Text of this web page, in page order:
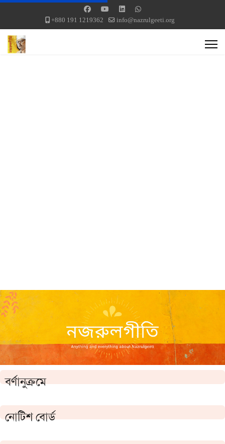
+880 191 1219362 info@nazrulgeeti.org
বর্ণানুক্রমে
নোটিশ বোর্ড